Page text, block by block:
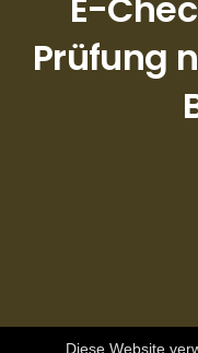
Prüfung
Diese Website